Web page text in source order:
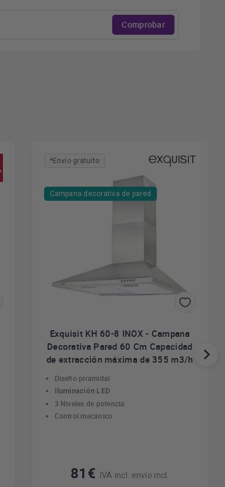
Comprobar
*Envío gratuito
Campana decorativa de pared
Exquisit KH 60-8 INOX - Campana
Decorativa Pared 60 Cm Capacidad
de extracción máxima de 355 m3/h
Diseño piramidal
Iluminación LED
3 Niveles de potencia
Control mecánico
81€ IVA incl. envío incl.